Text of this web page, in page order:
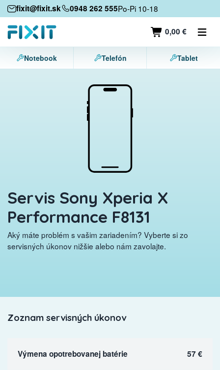
fixit@fixit.sk 0948 262 555Po-Pi 10-18
0,00 €
Mobilné zariadenia
Mobilné telefóny
Tablety
Notebook Telefón Tablet
Servis Sony Xperia X
Performance F8131
Aký máte problém s vašim zariadením? Vyberte si zo
servisných úkonov nižšie alebo nám zavolajte.
Zoznam servisných úkonov
Výmena opotrebovanej batérie 57 €